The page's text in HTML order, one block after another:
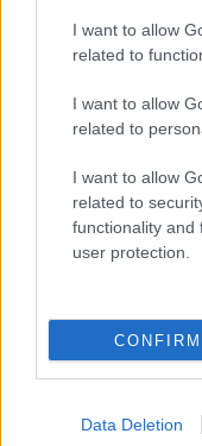
I want to allow
related to
I want to allow
related to
I want to allow
related to
functionality and
user protection.
CONFIRM
Data Deletion
Παιδεία|
Κλειστά
Ιανουαρίου
Αναλυτικά η
Σε ποιες